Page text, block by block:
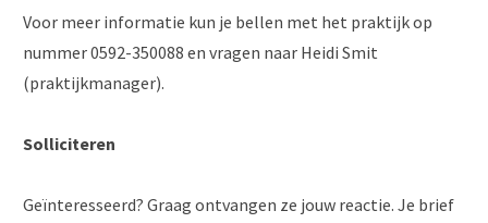
Voor meer informatie kun je bellen met het praktijk op
nummer 0592-350088 en vragen naar Heidi Smit
(praktijkmanager).
Solliciteren
Geïnteresseerd? Graag ontvangen ze jouw reactie. Je brief